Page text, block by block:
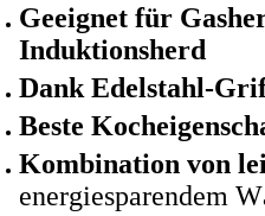
Geeignet für
Induktionsherd
Dank Edelstahl-
Beste
Kombination von
energiesparendem